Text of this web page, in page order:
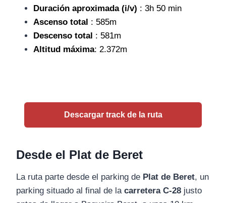
Duración aproximada (i/v) : 3h 50 min
Ascenso total : 585m
Descenso total : 581m
Altitud máxima: 2.372m
Descargar track de la ruta
Desde el Plat de Beret
La ruta parte desde el parking de Plat de Beret, un
parking situado al final de la carretera C-28 justo